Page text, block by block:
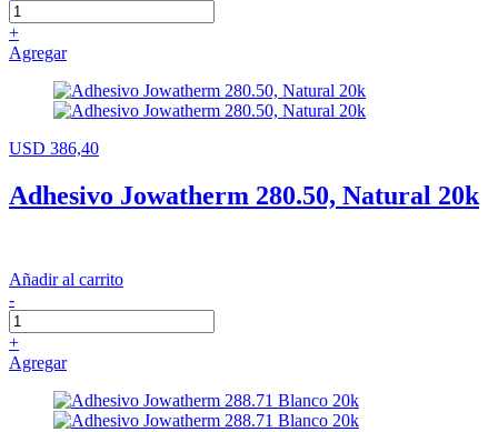
+
Agregar
USD 386,40
Adhesivo Jowatherm 280.50, Natural 20k
Añadir al carrito
-
+
Agregar